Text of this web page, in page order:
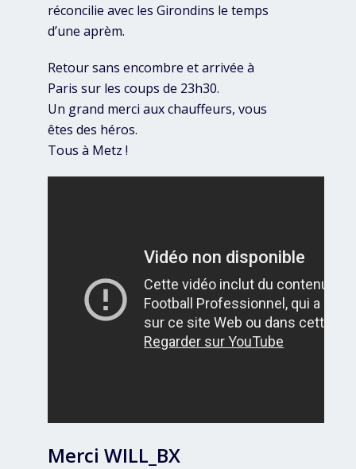
réconcilie avec les Girondins le temps
d’une aprèm.
Retour sans encombre et arrivée à
Paris sur les coups de 23h30.
Un grand merci aux chauffeurs, vous
êtes des héros.
Tous à Metz !
Merci WILL_BX